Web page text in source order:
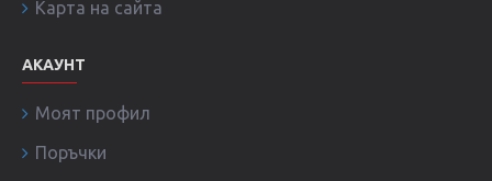
Карта на сайта
АКАУНТ
Моят профил
Поръчки